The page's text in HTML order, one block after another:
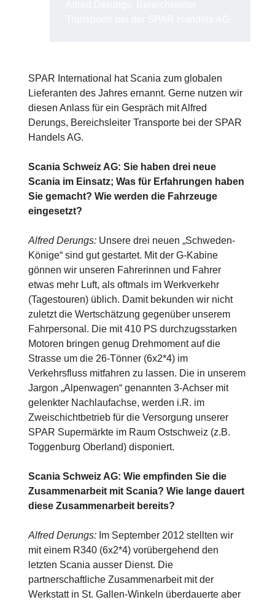
SPAR International hat Scania zum globalen
Lieferanten des Jahres ernannt. Gerne nutzen wir
diesen Anlass für ein Gespräch mit Alfred
Derungs, Bereichsleiter Transporte bei der SPAR
Handels AG.
Scania Schweiz AG: Sie haben drei neue
Scania im Einsatz; Was für Erfahrungen haben
Sie gemacht? Wie werden die Fahrzeuge
eingesetzt?
Alfred Derungs: Unsere drei neuen „Schweden-
Könige“ sind gut gestartet. Mit der G-Kabine
gönnen wir unseren Fahrerinnen und Fahrer
etwas mehr Luft, als oftmals im Werkverkehr
(Tagestouren) üblich. Damit bekunden wir nicht
zuletzt die Wertschätzung gegenüber unserem
Fahrpersonal. Die mit 410 PS durchzugsstarken
Motoren bringen genug Drehmoment auf die
Strasse um die 26-Tönner (6x2*4) im
Verkehrsfluss mitfahren zu lassen. Die in unserem
Jargon „Alpenwagen“ genannten 3-Achser mit
gelenkter Nachlaufachse, werden i.R. im
Zweischichtbetrieb für die Versorgung unserer
SPAR Supermärkte im Raum Ostschweiz (z.B.
Toggenburg Oberland) disponiert.
Scania Schweiz AG: Wie empfinden Sie die
Zusammenarbeit mit Scania? Wie lange dauert
diese Zusammenarbeit bereits?
Alfred Derungs: Im September 2012 stellten wir
mit einem R340 (6x2*4) vorübergehend den
letzten Scania ausser Dienst. Die
partnerschaftliche Zusammenarbeit mit der
Werkstatt in St. Gallen-Winkeln überdauerte aber